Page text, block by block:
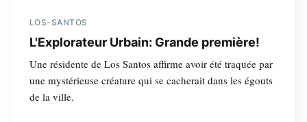
LOS-SANTOS
L'Explorateur Urbain: Grande première!
Une résidente de Los Santos affirme avoir été traquée par
une mystérieuse créature qui se cacherait dans les égouts
de la ville.